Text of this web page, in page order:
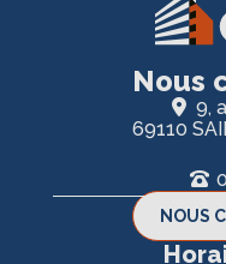
Nous
9,
69110
NOUS